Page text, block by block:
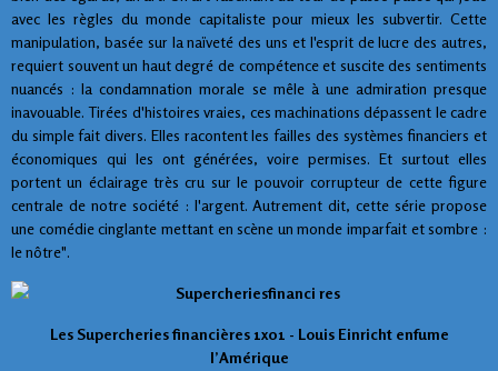
avec les règles du monde capitaliste pour mieux les subvertir. Cette
manipulation, basée sur la naïveté des uns et l'esprit de lucre des autres,
requiert souvent un haut degré de compétence et suscite des sentiments
nuancés : la condamnation morale se mêle à une admiration presque
inavouable. Tirées d'histoires vraies, ces machinations dépassent le cadre
du simple fait divers. Elles racontent les failles des systèmes financiers et
économiques qui les ont générées, voire permises. Et surtout elles
portent un éclairage très cru sur le pouvoir corrupteur de cette figure
centrale de notre société : l'argent. Autrement dit, cette série propose
une comédie cinglante mettant en scène un monde imparfait et sombre :
le nôtre".
Les Supercheries financières 1x01 - Louis Einricht enfume
l’Amérique